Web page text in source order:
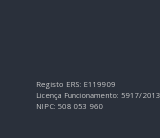
Registo ERS: E119909
Licença Funcionamento: 5917/2013
NIPC: 508 053 960